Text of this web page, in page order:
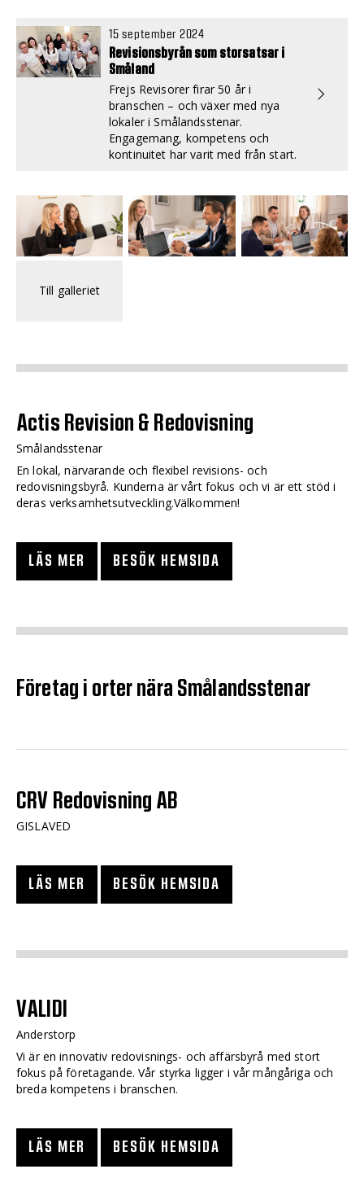
15 september 2024
Revisionsbyrån som storsatsar i
Småland
Frejs Revisorer firar 50 år i
branschen – och växer med nya
lokaler i Smålandsstenar.
Engagemang, kompetens och
kontinuitet har varit med från start.
Till galleriet
Actis Revision & Redovisning
Smålandsstenar
En lokal, närvarande och flexibel revisions- och
redovisningsbyrå. Kunderna är vårt fokus och vi är ett stöd i
deras verksamhetsutveckling.Välkommen!
LÄS MER BESÖK HEMSIDA
Företag i orter nära Smålandsstenar
CRV Redovisning AB
GISLAVED
LÄS MER BESÖK HEMSIDA
VALIDI
Anderstorp
Vi är en innovativ redovisnings- och affärsbyrå med stort
fokus på företagande. Vår styrka ligger i vår mångåriga och
breda kompetens i branschen.
LÄS MER BESÖK HEMSIDA